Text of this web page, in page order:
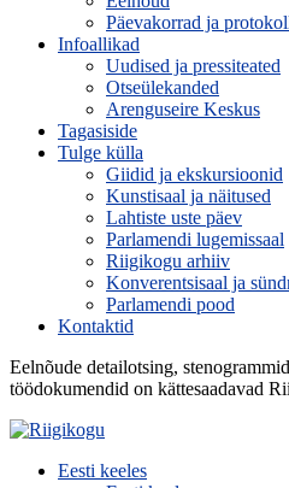
Päevakorrad ja
Infoallikad
Uudised ja pressiteated
Otseülekanded
Arenguseire Keskus
Tagasiside
Tulge külla
Giidid ja ekskursioonid
Kunstisaal ja näitused
Lahtiste uste päev
Parlamendi lugemissaal
Riigikogu arhiiv
Konverentsisaal ja
Parlamendi pood
Kontaktid
Eelnõude detailotsing,
töödokumendid on kättesaadavad
Eesti keeles